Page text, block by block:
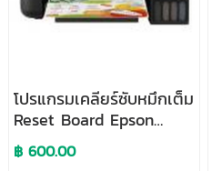
โปรแกรมเคลียร์ซับหมึกเต็ม
Reset Board Epson
L3150
฿ 600.00